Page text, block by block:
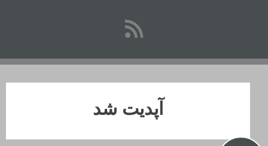
آپدیت شد